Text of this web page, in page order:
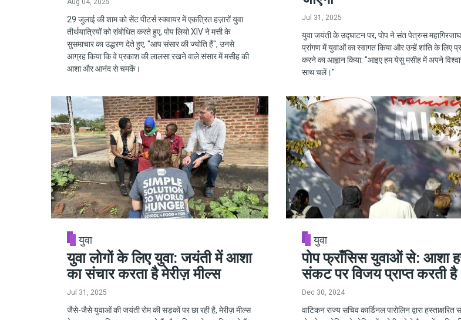
29 जुलाई की शाम को सेंट पीटर्स स्क्वायर में एकत्रित हज़ारों युवा
तीर्थयात्रियों को संबोधित करते हुए, पोप लियो XIV ने मत्ती के
सुसमाचार का उद्धरण देते हुए, "आप संसार की ज्योति हैं", उनसे
आग्रह किया कि वे प्रकाश की लालसा रखने वाले संसार में मसीह की
आशा और आनंद से चमकें।
Jul 31, 2025
युवा जयंती के उद्घाटन पर, पोप ने संत पेत्रुस
प्रांगण में युवाओं का स्वागत किया और उन्हें शांति के लिए
करने का आह्वान किया: "आइए हम येसु मसीह में अपने
साथ चलें।"
युवा
युवा लोगों के लिए युवा: जयंती में आशा
का संचार करता है मेरीज़ मील्स
Jul 31, 2025
जैसे-जैसे युवाओं की जयंती रोम की सड़कों पर छा रही है, मेरीज़ मील्स
युवा
पोप फ्राँसिस युवाओं से: आशा
संकट पर विजय प्राप्त करती है
Dec 30, 2024
वाटिकन राज्य सचिव कार्डिनल पारोलिन द्वारा हस्ताक्षरित